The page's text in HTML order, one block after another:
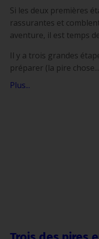
Si les deux premières
rassurantes et
aventure, il est temps
Il y a trois grandes
préparer (la pire chose...
Plus...